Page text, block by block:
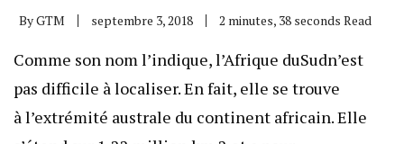
ByGTM septembre 3, 2018 2 minutes, 38 seconds Read
Comme son nom l’indique, l’Afrique duSudn’est
pas difficile à localiser. En fait, elle se trouve
à l’extrémité australe du continent africain. Elle